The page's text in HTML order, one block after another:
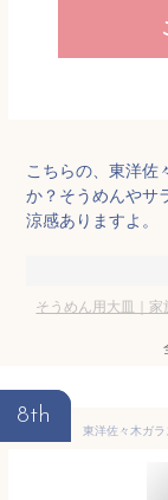
こちらの、東洋佐
か？そうめんやサ
涼感ありますよ。
そうめん用大皿｜
8th